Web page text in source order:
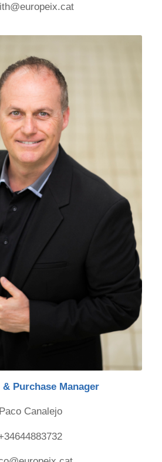
Purchase Manager
Paco Canalejo